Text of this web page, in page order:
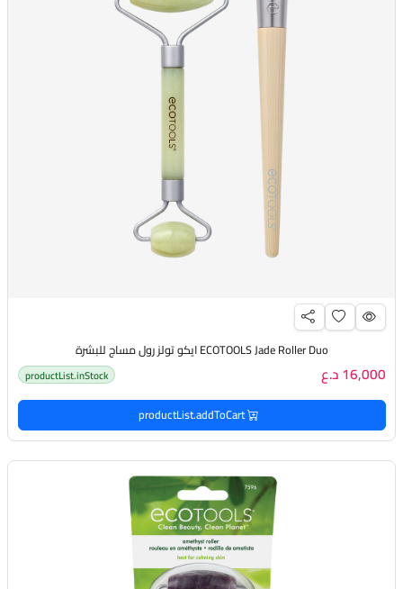
ECOTOOLS Jade Roller Duo ايكو تولز رول مساج للبشرة
16,000 د.ع productList.inStock
productList.addToCart